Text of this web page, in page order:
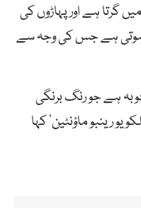
گرتا ہے اور پہاڑوں کی
ہوتی ہے جس کی وجہ سے
ہے جو رنگ برنگی
رینبو ماؤنٹین‘ کہا